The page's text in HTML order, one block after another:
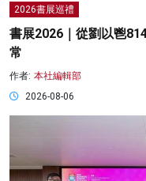
2026書展巡禮
書展2026｜從劉以鬯
常
作者: 本社編輯部
2026-08-06